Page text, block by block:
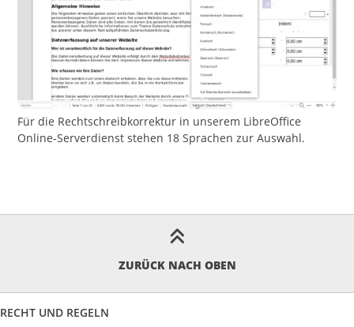
Für die Rechtschreibkorrektur in unserem LibreOffice
Online-Serverdienst stehen 18 Sprachen zur Auswahl.
ZURÜCK NACH OBEN
RECHT UND REGELN